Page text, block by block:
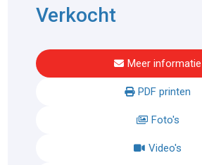
Verkocht
Meer informatie
PDF printen
Foto's
Video's